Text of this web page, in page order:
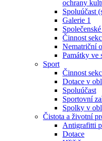
ochrany
Spoluúčast
Galerie 1
Činnost
Nematriční
Památky ve
Sport
Činnost
Dotace v
Spoluúčast
Sportovní
Spolky v
Čistota a životní
Antigrafitti
Dotace